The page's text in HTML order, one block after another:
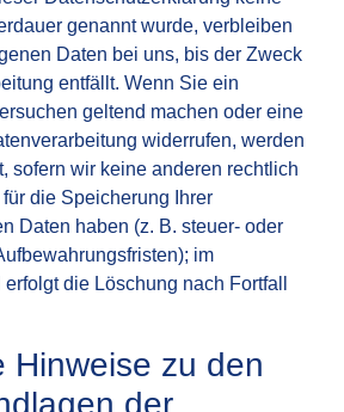
genannt wurde, verbleiben
Daten bei uns, bis der Zweck
entfällt. Wenn Sie ein
geltend machen oder eine
widerrufen, werden
sofern wir keine anderen rechtlich
die Speicherung Ihrer
Daten haben (z. B. steuer- oder
im
die Löschung nach Fortfall
Hinweise zu den
der